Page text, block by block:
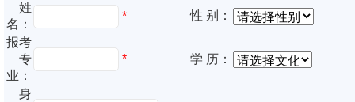
姓
名：
*
性 别：
报考
专
业：
* 学 历：
身